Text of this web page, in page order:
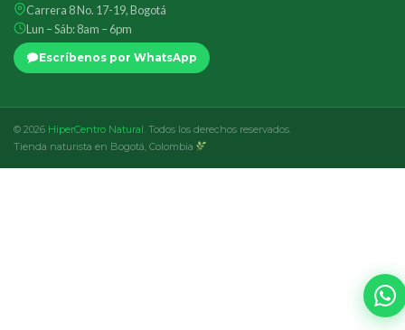
Carrera 8 No. 17-19, Bogotá
Lun – Sáb: 8am – 6pm
Escríbenos por WhatsApp
© 2026 HiperCentro Natural . Todos los derechos reservados.
Tienda naturista en Bogotá, Colombia